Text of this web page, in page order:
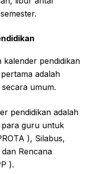
pendidikan
adalah
umum.
pendidikan adalah
para guru untuk
), Silabus,
Rencana
).